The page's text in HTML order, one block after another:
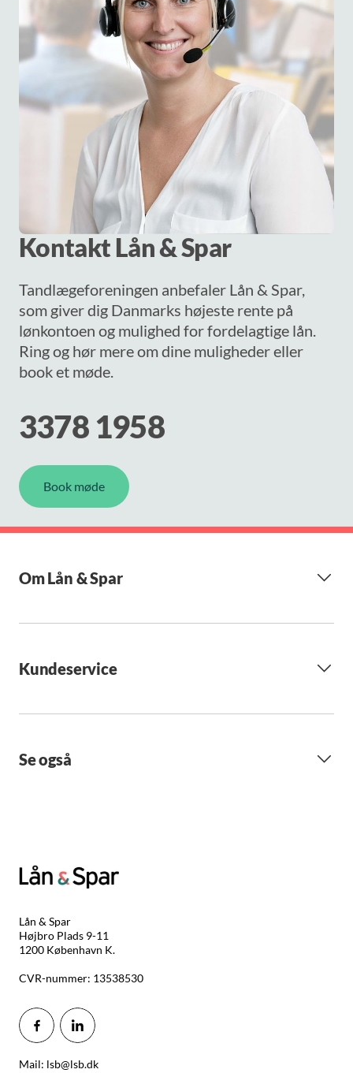
Kontakt Lån & Spar
Tandlægeforeningen anbefaler Lån & Spar,
som giver dig Danmarks højeste rente på
lønkontoen og mulighed for fordelagtige lån.
Ring og hør mere om dine muligheder eller
book et møde.
3378 1958
Book møde
Om Lån & Spar
Kundeservice
Se også
Lån & Spar
Højbro Plads 9-11
1200 København K.
CVR-nummer: 13538530
Mail: lsb@lsb.dk